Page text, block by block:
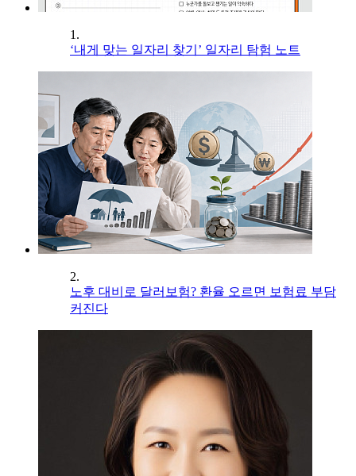
1.
‘내게 맞는 일자리 찾기’ 일자리 탐험 노트
2.
노후 대비로 달러보험? 환율 오르면 보험료 부담
커진다